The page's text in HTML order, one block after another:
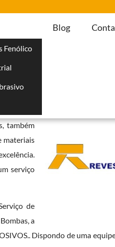
Fenólico
Blog
um Orçamento
também
materiais
serviço
de
a
Dispondo de uma